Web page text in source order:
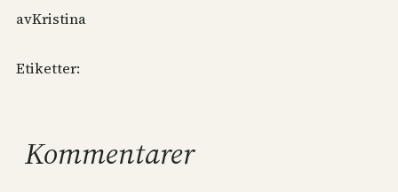
avKristina
Etiketter:
Kommentarer